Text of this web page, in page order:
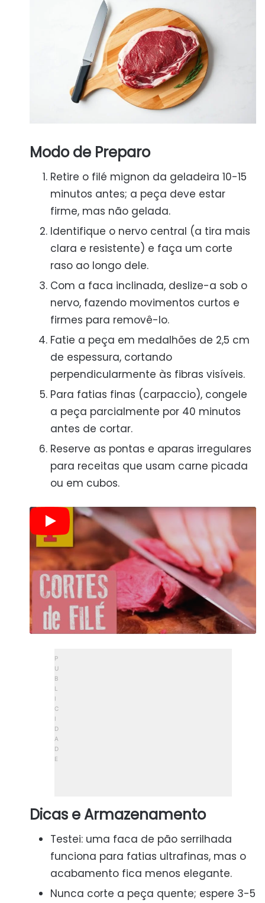
Modo de Preparo
Retire o filé mignon da geladeira 10-15
minutos antes; a peça deve estar
firme, mas não gelada.
Identifique o nervo central (a tira mais
clara e resistente) e faça um corte
raso ao longo dele.
Com a faca inclinada, deslize-a sob o
nervo, fazendo movimentos curtos e
firmes para removê-lo.
Fatie a peça em medalhões de 2,5 cm
de espessura, cortando
perpendicularmente às fibras visíveis.
Para fatias finas (carpaccio), congele
a peça parcialmente por 40 minutos
antes de cortar.
Reserve as pontas e aparas irregulares
para receitas que usam carne picada
ou em cubos.
Dicas e Armazenamento
Testei: uma faca de pão serrilhada
funciona para fatias ultrafinas, mas o
acabamento fica menos elegante.
Nunca corte a peça quente; espere 3-5